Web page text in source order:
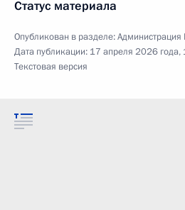
Статус материала
Опубликован в разделе:Администрация
Дата публикации: 17 апреля 2026 года,
Текстовая версия